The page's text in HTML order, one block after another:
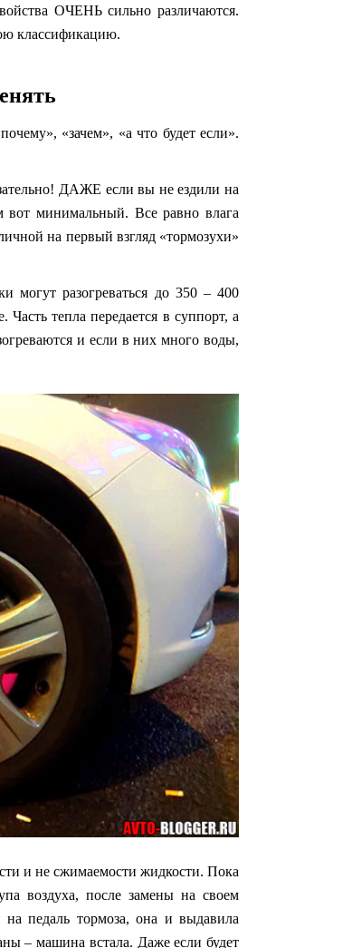
ОЧЕНЬ сильно различаются.
классификацию.
«зачем», «а что будет если».
ДАЖЕ если вы не ездили на
вот минимальный. Все равно влага
на первый взгляд «тормозухи»
разогреваться до 350 – 400
тепла передается в суппорт, а
и если в них много воды,
и не сжимаемости жидкости. Пока
воздуха, после замены на своем
педаль тормоза, она и выдавила
– машина встала. Даже если будет